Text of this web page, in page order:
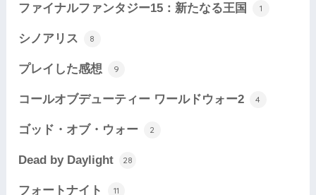
ファイナルファンタジー15：新たなる王国 1
シノアリス 8
プレイした感想 9
コールオブデューティー ワールドウォー2 4
ゴッド・オブ・ウォー 2
Dead by Daylight 28
フォートナイト 11